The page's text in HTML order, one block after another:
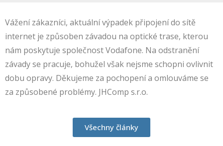
Vážení zákazníci, aktuální výpadek připojení do sítě
internet je způsoben závadou na optické trase, kterou
nám poskytuje společnost Vodafone. Na odstranění
závady se pracuje, bohužel však nejsme schopni ovlivnit
dobu opravy. Děkujeme za pochopení a omlouváme se
za způsobené problémy. JHComp s.r.o.
Všechny články